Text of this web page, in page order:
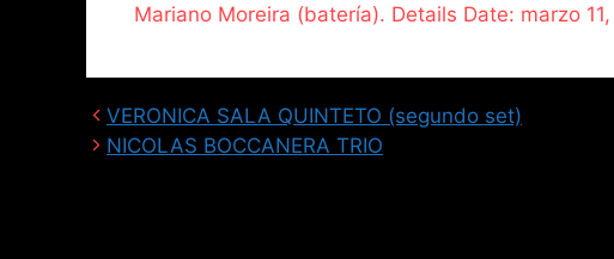
Mariano Moreira (batería). Details Date: marzo
VERONICA SALA QUINTETO (segundo set)
NICOLAS BOCCANERA TRIO